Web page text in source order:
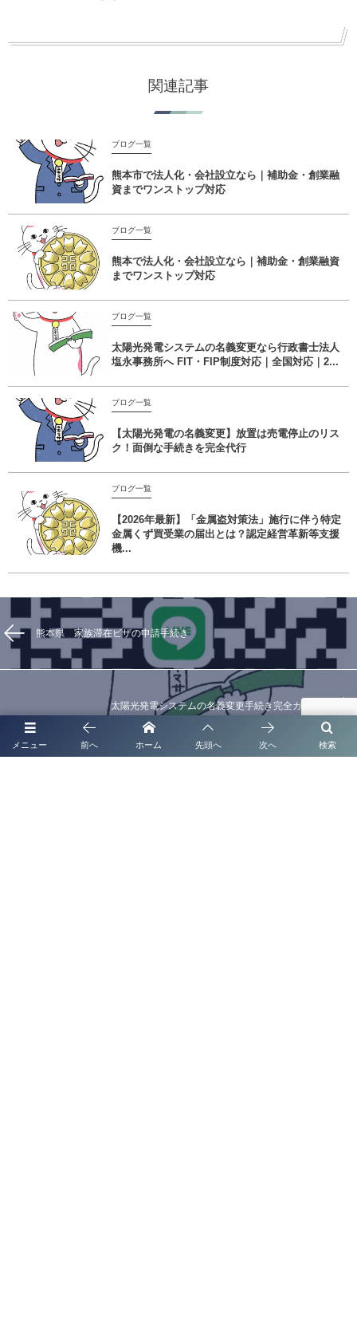
関連記事
ブログ一覧
熊本市で法人化・会社設立なら｜補助金・創業融
資までワンストップ対応
ブログ一覧
熊本で法人化・会社設立なら｜補助金・創業融資
までワンストップ対応
ブログ一覧
太陽光発電システムの名義変更なら行政書士法人
塩永事務所へ FIT・FIP制度対応｜全国対応｜2...
ブログ一覧
【太陽光発電の名義変更】放置は売電停止のリス
ク！面倒な手続きを完全代行
ブログ一覧
【2026年最新】「金属盗対策法」施行に伴う特定
金属くず買受業の届出とは？認定経営革新等支援
機...
熊本県 家族滞在ビザの申請手続き
太陽光発電システムの名義変更手続き完全ガイド
メニュー 検索
前へ ホーム 先頭へ 次へ